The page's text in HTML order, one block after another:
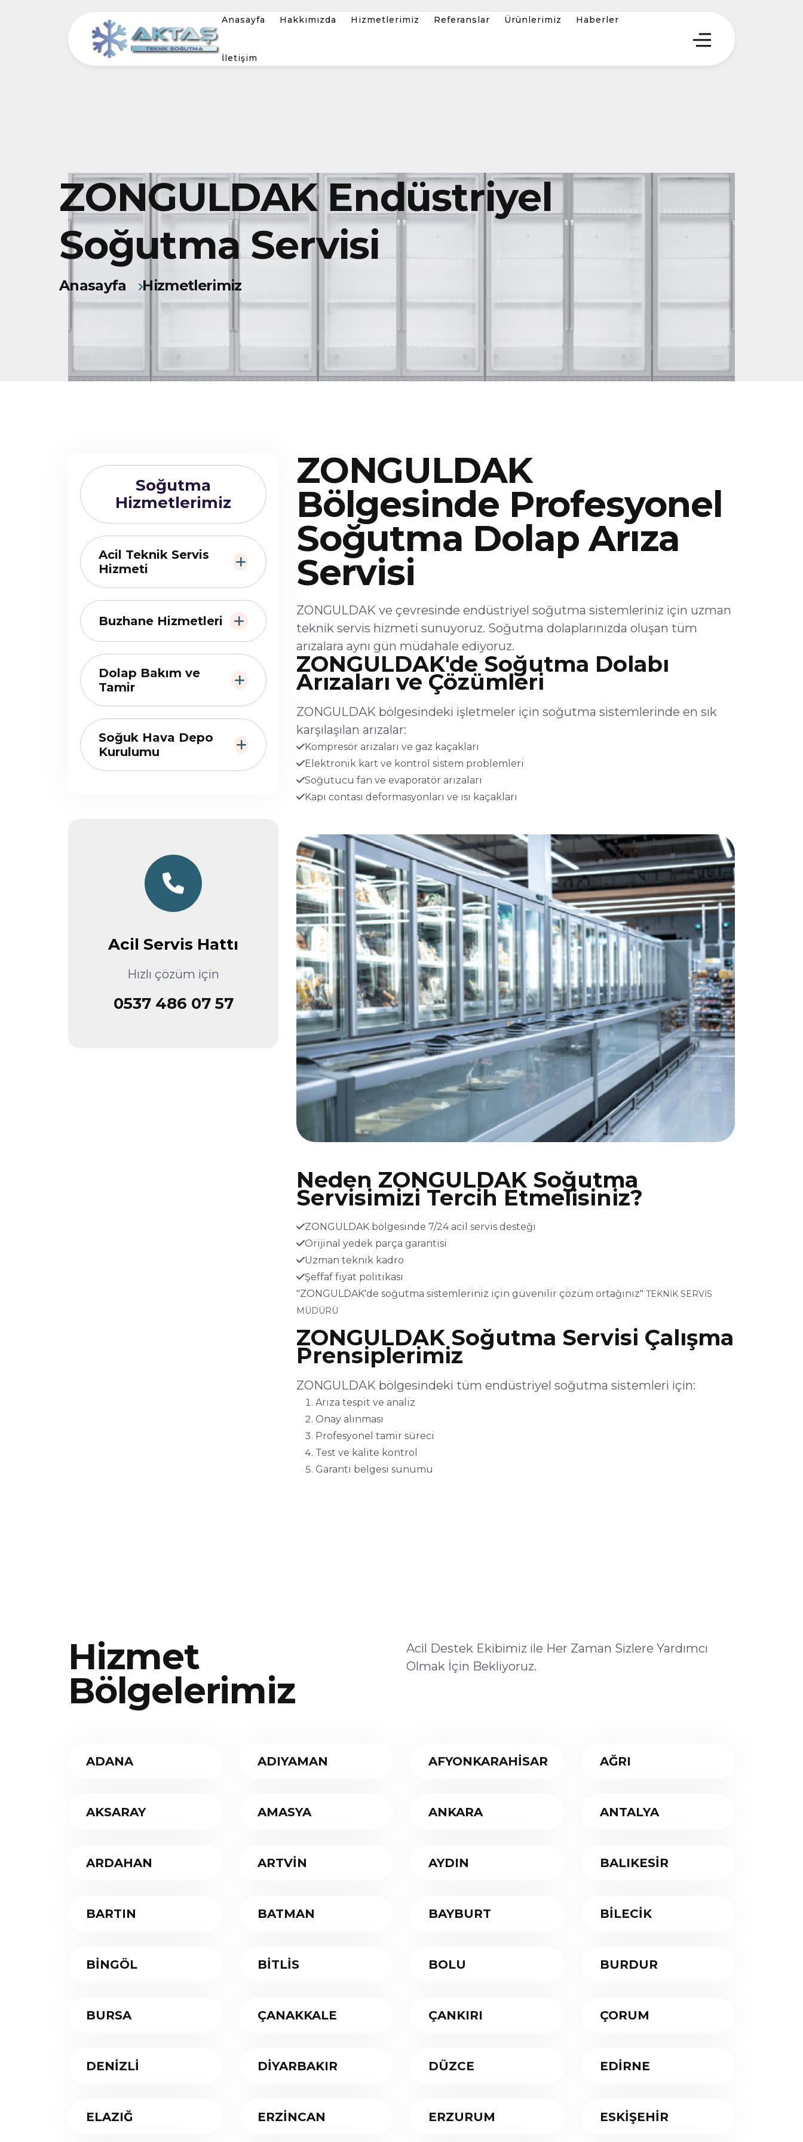
Anasayfa Hakkımızda Hizmetlerimiz Referanslar Ürünlerimiz Haberler
İletişim
ZONGULDAK Endüstriyel
Soğutma Servisi
Anasayfa Hizmetlerimiz
Soğutma
Hizmetlerimiz
Acil Teknik Servis
Hizmeti
Buzhane Hizmetleri
Dolap Bakım ve
Tamir
Soğuk Hava Depo
Kurulumu
Acil Servis Hattı
Hızlı çözüm için
0537 486 07 57
ZONGULDAK
Bölgesinde Profesyonel
Soğutma Dolap Arıza
Servisi
ZONGULDAK ve çevresinde endüstriyel soğutma sistemleriniz için uzman
teknik servis hizmeti sunuyoruz. Soğutma dolaplarınızda oluşan tüm
arızalara aynı gün müdahale ediyoruz.
ZONGULDAK'de Soğutma Dolabı
Arızaları ve Çözümleri
ZONGULDAK bölgesindeki işletmeler için soğutma sistemlerinde en sık
karşılaşılan arızalar:
Kompresör arızaları ve gaz kaçakları
Elektronik kart ve kontrol sistem problemleri
Soğutucu fan ve evaporatör arızaları
Kapı contası deformasyonları ve ısı kaçakları
Neden ZONGULDAK Soğutma
Servisimizi Tercih Etmelisiniz?
ZONGULDAK bölgesinde 7/24 acil servis desteği
Orijinal yedek parça garantisi
Uzman teknik kadro
Şeffaf fiyat politikası
"ZONGULDAK'de soğutma sistemleriniz için güvenilir çözüm ortağınız" TEKNİK SERVİS
MÜDÜRÜ
ZONGULDAK Soğutma Servisi Çalışma
Prensiplerimiz
ZONGULDAK bölgesindeki tüm endüstriyel soğutma sistemleri için:
Arıza tespit ve analiz
Onay alınması
Profesyonel tamir süreci
Test ve kalite kontrol
Garanti belgesi sunumu
Hizmet
Bölgelerimiz
Acil Destek Ekibimiz ile Her Zaman Sizlere Yardımcı
Olmak İçin Bekliyoruz.
ADANA ADIYAMAN AFYONKARAHİSAR AĞRI
AKSARAY AMASYA ANKARA ANTALYA
ARDAHAN ARTVİN AYDIN BALIKESİR
BARTIN BATMAN BAYBURT BİLECİK
BİNGÖL BİTLİS BOLU BURDUR
BURSA ÇANAKKALE ÇANKIRI ÇORUM
DENİZLİ DİYARBAKIR DÜZCE EDİRNE
ELAZIĞ ERZİNCAN ERZURUM ESKİŞEHİR